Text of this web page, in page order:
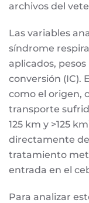
archivos del
Las variables
síndrome
aplicados,
conversión (IC).
como el origen,
transporte
125 km y >125
directamente
tratamiento
entrada en el
Para analizar